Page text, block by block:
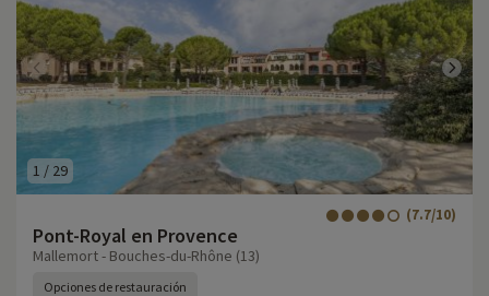
1 / 29
Pont-Royal en Provence
(7.7/10)
Mallemort - Bouches-du-Rhône (13)
Opciones de restauración